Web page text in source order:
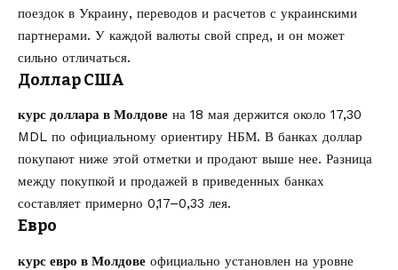
поездок в Украину, переводов и расчетов с украинскими
партнерами. У каждой валюты свой спред, и он может
сильно отличаться.
Доллар США
курс доллара в Молдове на 18 мая держится около 17,30
MDL по официальному ориентиру НБМ. В банках доллар
покупают ниже этой отметки и продают выше нее. Разница
между покупкой и продажей в приведенных банках
составляет примерно 0,17–0,33 лея.
Евро
курс евро в Молдове официально установлен на уровне